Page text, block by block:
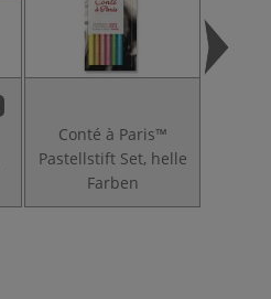
Conté à Paris™
Pastellstift Set, helle
Farben